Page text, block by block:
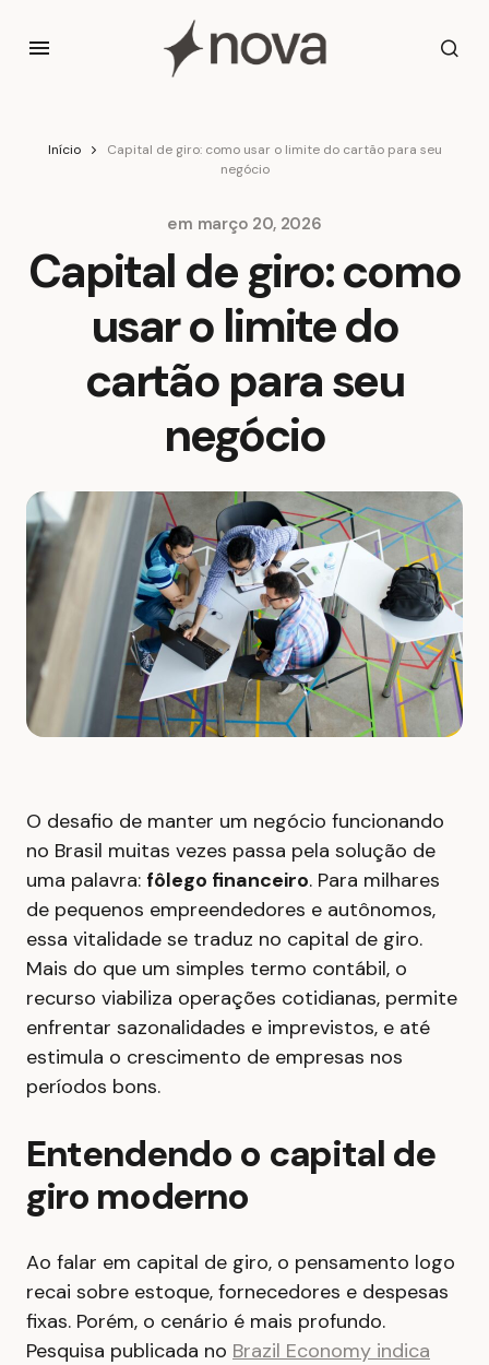
Início
Capital de giro: como usar o limite do cartão para seu
negócio
em março 20, 2026
Capital de giro: como
usar o limite do
cartão para seu
negócio
O desafio de manter um negócio funcionando
no Brasil muitas vezes passa pela solução de
uma palavra: fôlego financeiro. Para milhares
de pequenos empreendedores e autônomos,
essa vitalidade se traduz no capital de giro.
Mais do que um simples termo contábil, o
recurso viabiliza operações cotidianas, permite
enfrentar sazonalidades e imprevistos, e até
estimula o crescimento de empresas nos
períodos bons.
Entendendo o capital de
giro moderno
Ao falar em capital de giro, o pensamento logo
recai sobre estoque, fornecedores e despesas
fixas. Porém, o cenário é mais profundo.
Pesquisa publicada no Brazil Economy indica